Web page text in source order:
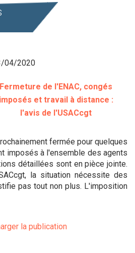
04/2020
Fermeture de l'ENAC, congés
imposés et travail à distance :
l'avis de l'USACcgt
fermée pour quelques
imposés à l'ensemble des agents
détaillées sont en pièce jointe.
la situation nécessite des
pas tout non plus. L'imposition
la publication